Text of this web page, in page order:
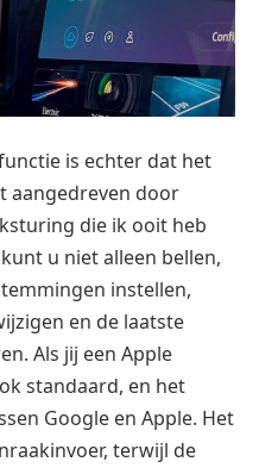
is echter dat het
aangedreven door
die ik ooit heb
u niet alleen bellen,
instellen,
en de laatste
Als jij een Apple
standaard, en het
Google en Apple. Het
terwijl de